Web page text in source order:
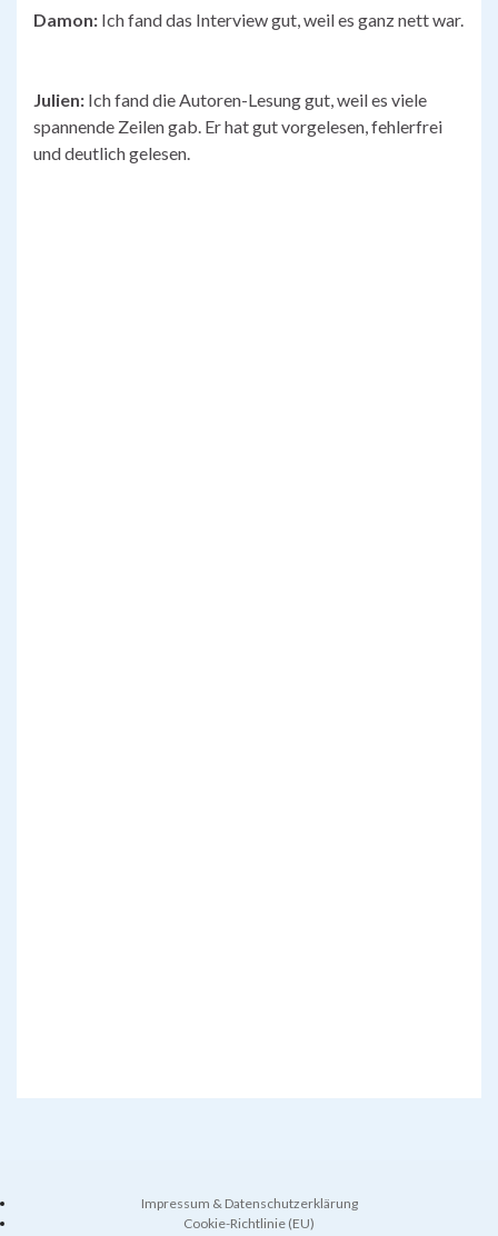
Damon: Ich fand das Interview gut, weil es ganz nett war.
Julien: Ich fand die Autoren-Lesung gut, weil es viele
spannende Zeilen gab. Er hat gut vorgelesen, fehlerfrei
und deutlich gelesen.
Impressum & Datenschutzerklärung
Cookie-Richtlinie (EU)